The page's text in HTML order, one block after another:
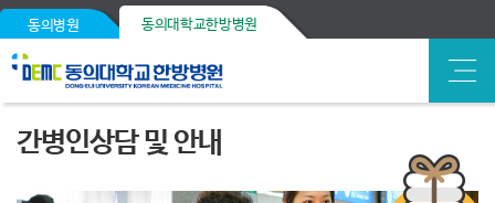
동의병원 동의대학교한방병원
간병인상담 및 안내